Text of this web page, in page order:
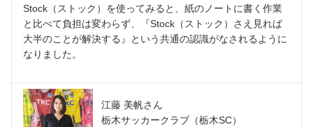
Stock（ストック）を使ってみると、紙のノートに書く作業
と比べて負担は変わらず、『Stock（ストック）さえ見れば
大半のことが解決する』という共通の認識がなされるように
なりました。
江藤 美帆さん
栃木サッカークラブ（栃木SC）